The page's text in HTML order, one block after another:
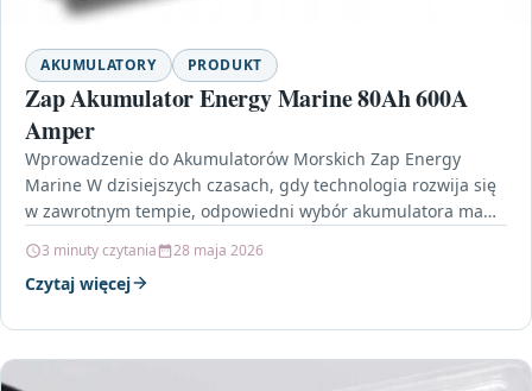
AKUMULATORY PRODUKT
Zap Akumulator Energy Marine 80Ah 600A
Amper
Wprowadzenie do Akumulatorów Morskich Zap Energy
Marine W dzisiejszych czasach, gdy technologia rozwija się
w zawrotnym tempie, odpowiedni wybór akumulatora ma
3 minuty czytania 28 maja 2026
Czytaj więcej